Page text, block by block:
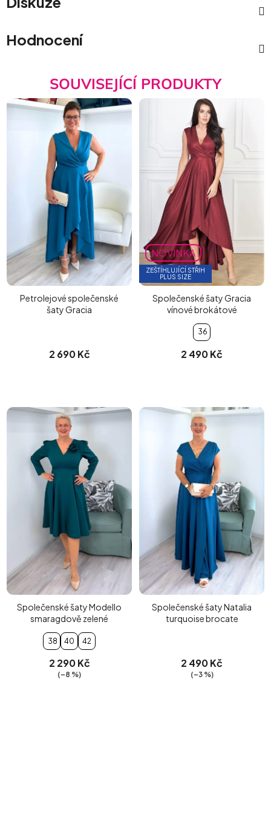
Hodnocení
SOUVISEJÍCÍ PRODUKTY
Petrolejové společenské
šaty Gracia
2 690 Kč
NOVINKA
ZEŠTÍHLUJÍCÍ STŘIH
PLUS SIZE
Společenské šaty Gracia
vínové brokátové
36
2 490 Kč
Společenské šaty Modello
smaragdově zelené
38 40 42
2 290 Kč
(–8 %)
Společenské šaty Natalia
turquoise brocate
2 490 Kč
(–3 %)